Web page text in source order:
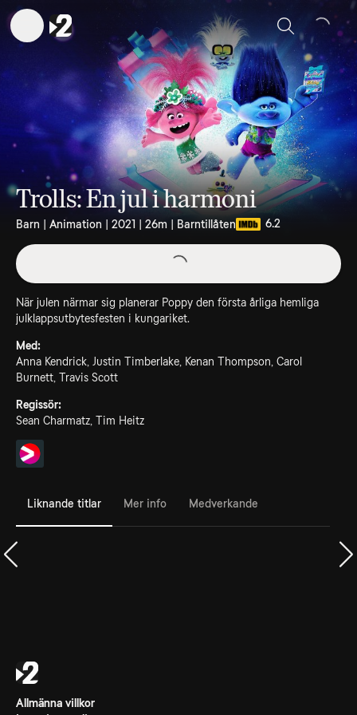
Sök
Trolls: En jul i harmoni
Barn | Animation | 2021 | 26m | Barntillåten 6.2
När julen närmar sig planerar Poppy den första årliga hemliga
julklappsutbytesfesten i kungariket.
Med:
Anna Kendrick, Justin Timberlake, Kenan Thompson, Carol
Burnett, Travis Scott
Regissör:
Sean Charmatz, Tim Heitz
Liknande titlar Mer info Medverkande
Allmänna villkor